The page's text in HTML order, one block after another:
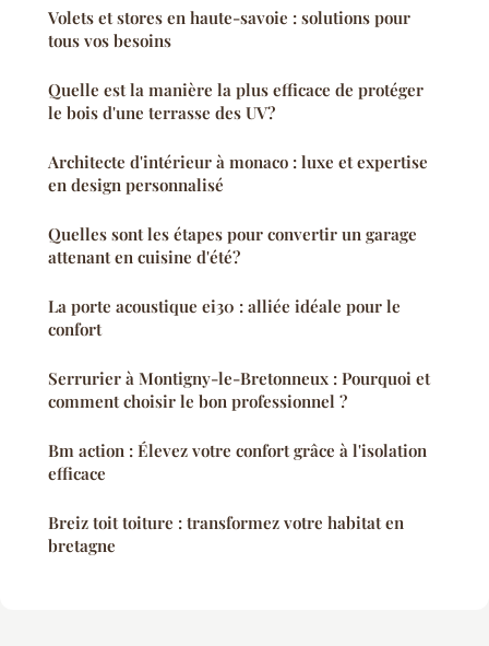
Volets et stores en haute-savoie : solutions pour
tous vos besoins
Quelle est la manière la plus efficace de protéger
le bois d'une terrasse des UV?
Architecte d'intérieur à monaco : luxe et expertise
en design personnalisé
Quelles sont les étapes pour convertir un garage
attenant en cuisine d'été?
La porte acoustique ei30 : alliée idéale pour le
confort
Serrurier à Montigny-le-Bretonneux : Pourquoi et
comment choisir le bon professionnel ?
Bm action : Élevez votre confort grâce à l'isolation
efficace
Breiz toit toiture : transformez votre habitat en
bretagne